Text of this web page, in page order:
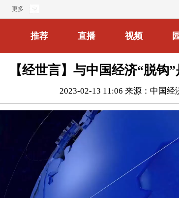
更多
推荐 直播 视频
【经世言】与中国经济“脱钩
2023-02-13 11:06 来源：中国经